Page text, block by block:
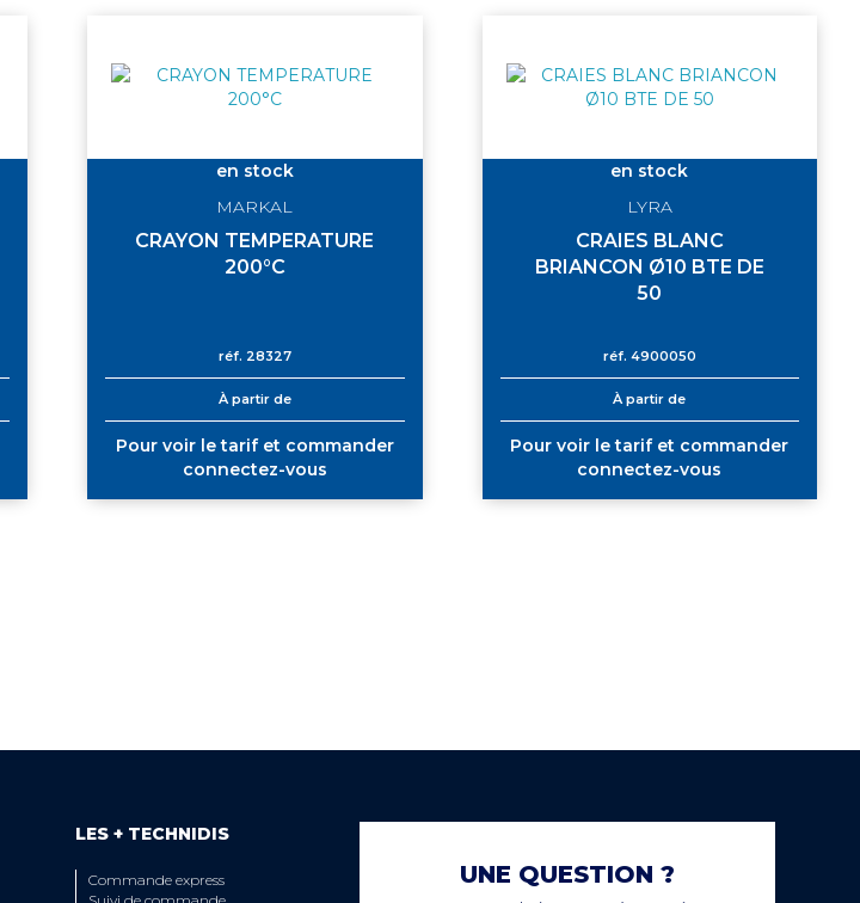
en stock
MARKAL
CRAYON TEMPERATURE
200°C
réf. 28327
À partir de
Pour voir le tarif et commander
connectez-vous
en stock
LYRA
CRAIES BLANC
BRIANCON Ø10 BTE DE
50
réf. 4900050
À partir de
Pour voir le tarif et commander
connectez-vous
LES + TECHNIDIS
Commande express
UNE QUESTION ?